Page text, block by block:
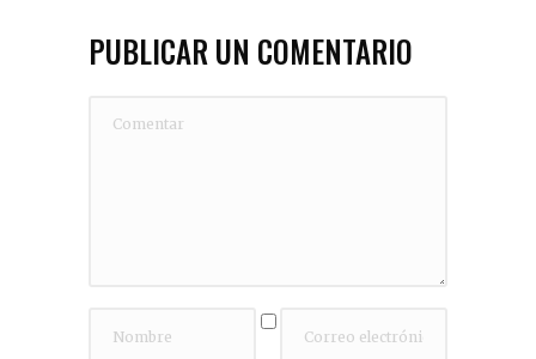
PUBLICAR UN COMENTARIO